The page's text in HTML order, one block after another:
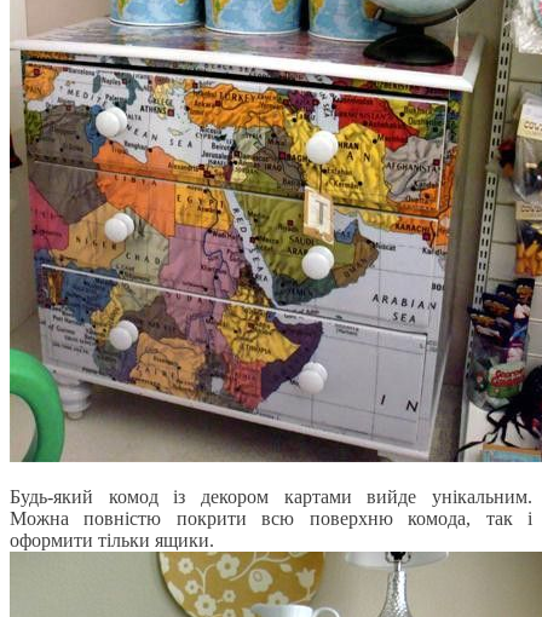
Будь-який комод із декором картами вийде унікальним.
Можна повністю покрити всю поверхню комода, так і
оформити тільки ящики.